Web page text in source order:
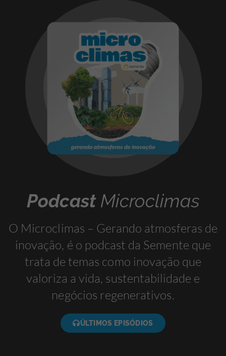
PodcastMicroclimas
O Microclimas – Gerando atmosferas de
inovação, é o podcast da Semente que
trata de temas como inovação que
valoriza a vida, sustentabilidade e
negócios regenerativos.
ÚLTIMOS EPISÓDIOS